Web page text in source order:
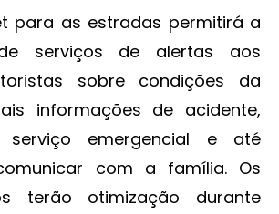
para as estradas permitirá a
serviços de alertas aos
sobre condições da
informações de acidente,
emergencial e até
com a família. Os
terão otimização durante